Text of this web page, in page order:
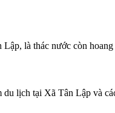
là thác nước còn
lịch tại Xã Tân Lập và